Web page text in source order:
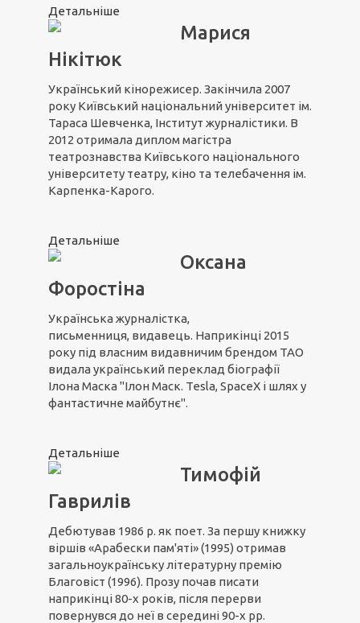
Детальніше
Марися
Нікітюк
Український кінорежисер. Закінчила 2007
року Київський національний університет ім.
Тараса Шевченка, Інститут журналістики. В
2012 отримала диплом магістра
театрознавства Київського національного
університету театру, кіно та телебачення ім.
Карпенка-Карого.
Детальніше
Оксана
Форостіна
Українська журналістка,
письменниця, видавець. Наприкінці 2015
року під власним видавничим брендом ТАО
видала український переклад біографії
Ілона Маска "Ілон Маск. Tesla, SpaceX і шлях у
фантастичне майбутнє".
Детальніше
Тимофій
Гаврилів
Дебютував 1986 р. як поет. За першу книжку
віршів «Арабески пам'яті» (1995) отримав
загальноукраїнську літературну премію
Благовіст (1996). Прозу почав писати
наприкінці 80-х років, після перерви
повернувся до неї в середині 90-х рр.